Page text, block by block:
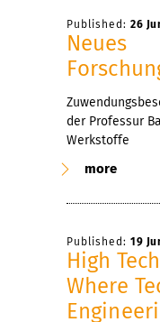
Published: 26
Neues
der Professur
Werkstoffe
more
Published: 19
High
Where